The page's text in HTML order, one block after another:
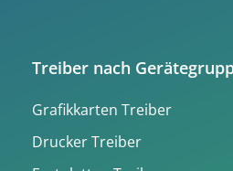
Treiber nach
Grafikkarten Treiber
Drucker Treiber